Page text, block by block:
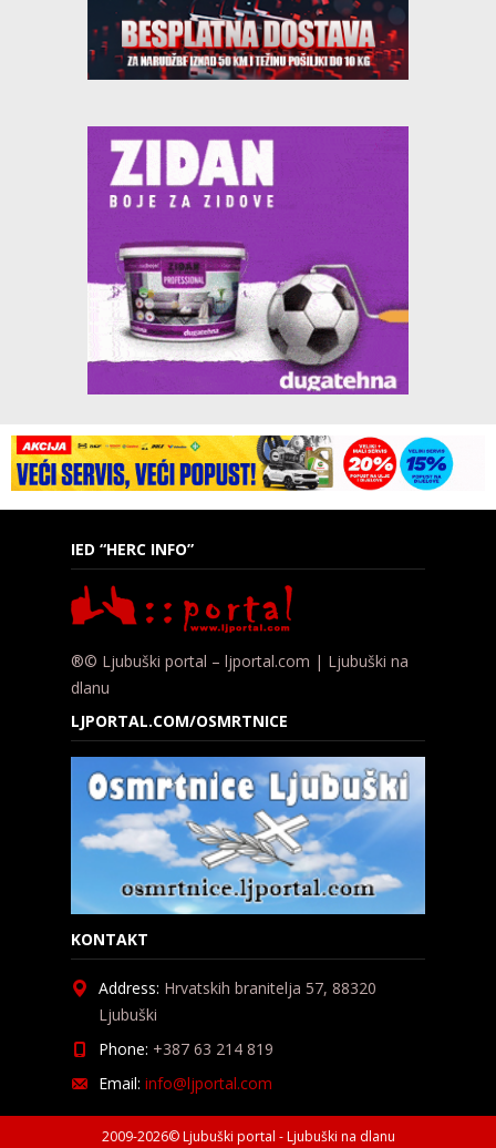
IED “HERC INFO”
®© Ljubuški portal – ljportal.com | Ljubuški na
dlanu
LJPORTAL.COM/OSMRTNICE
KONTAKT
Address: Hrvatskih branitelja 57, 88320
Ljubuški
Phone: +387 63 214 819
Email: info@ljportal.com
2009-2026© Ljubuški portal - Ljubuški na dlanu